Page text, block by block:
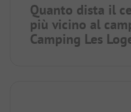
Quanto dista il
più vicino al
Camping Les